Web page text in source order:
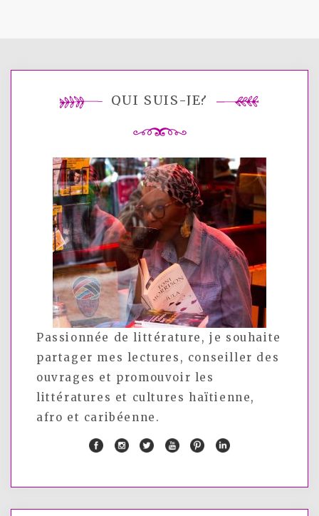
QUI SUIS-JE?
Passionnée de littérature, je souhaite
partager mes lectures, conseiller des
ouvrages et promouvoir les
littératures et cultures haïtienne,
afro et caribéenne.